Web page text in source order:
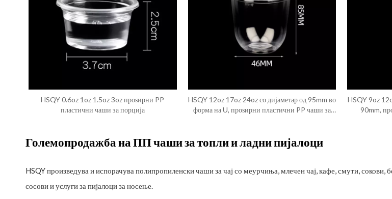
HSQY 0.6oz 1oz 1.5oz 3oz проѕирни PP
пластични чаши за порција
HSQY 12oz 17oz 24oz со дијаметар од 95mm во
форма на U, проѕирни пластични PP чаши за
HSQY 9oz
90mm,
Големопродажба на ПП чаши за топли и ладни пијалоци
HSQY произведува и испорачува полипропиленски чаши за чај со меурчиња, млечен чај, кафе, смути, сокови,
сосови и услуги за пијалоци за носење.